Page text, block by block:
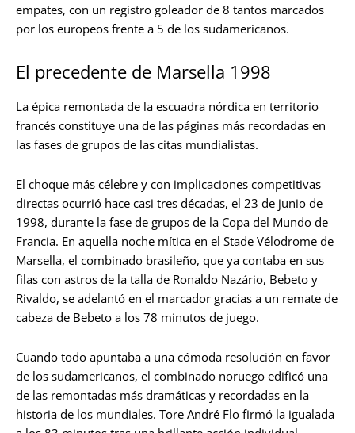
empates, con un registro goleador de 8 tantos marcados
por los europeos frente a 5 de los sudamericanos.
El precedente de Marsella 1998
La épica remontada de la escuadra nórdica en territorio
francés constituye una de las páginas más recordadas en
las fases de grupos de las citas mundialistas.
El choque más célebre y con implicaciones competitivas
directas ocurrió hace casi tres décadas, el 23 de junio de
1998, durante la fase de grupos de la Copa del Mundo de
Francia. En aquella noche mítica en el Stade Vélodrome de
Marsella, el combinado brasileño, que ya contaba en sus
filas con astros de la talla de Ronaldo Nazário, Bebeto y
Rivaldo, se adelantó en el marcador gracias a un remate de
cabeza de Bebeto a los 78 minutos de juego.
Cuando todo apuntaba a una cómoda resolución en favor
de los sudamericanos, el combinado noruego edificó una
de las remontadas más dramáticas y recordadas en la
historia de los mundiales. Tore André Flo firmó la igualada